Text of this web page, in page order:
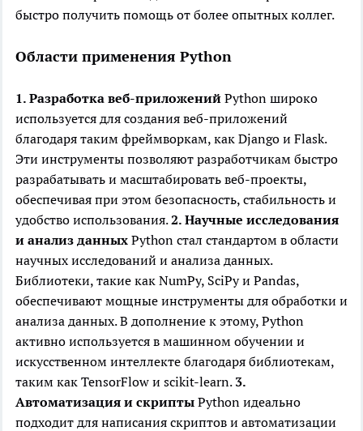
быстро получить помощь от более опытных коллег.
Области применения Python
1. Разработка веб-приложений Python широко
используется для создания веб-приложений
благодаря таким фреймворкам, как Django и Flask.
Эти инструменты позволяют разработчикам быстро
разрабатывать и масштабировать веб-проекты,
обеспечивая при этом безопасность, стабильность и
удобство использования. 2. Научные исследования
и анализ данных Python стал стандартом в области
научных исследований и анализа данных.
Библиотеки, такие как NumPy, SciPy и Pandas,
обеспечивают мощные инструменты для обработки и
анализа данных. В дополнение к этому, Python
активно используется в машинном обучении и
искусственном интеллекте благодаря библиотекам,
таким как TensorFlow и scikit-learn. 3.
Автоматизация и скрипты Python идеально
подходит для написания скриптов и автоматизации